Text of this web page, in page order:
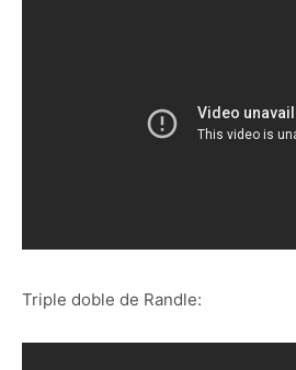
Triple doble de Randle: